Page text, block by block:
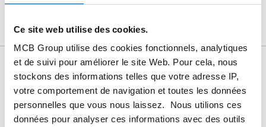
Ce site web utilise des cookies.
MCB Group utilise des cookies fonctionnels, analytiques
et de suivi pour améliorer le site Web. Pour cela, nous
stockons des informations telles que votre adresse IP,
votre comportement de navigation et toutes les données
personnelles que vous nous laissez. Nous utilions ces
données pour analyser ces informations avec des outils
Produit Description du produit Liste de prix brut
Téléchargements Caractéristiques
Liste de prix bruts: Tôle/feuild
inox 304/304L BA laf struct lin
Fiberlaser 100Mu